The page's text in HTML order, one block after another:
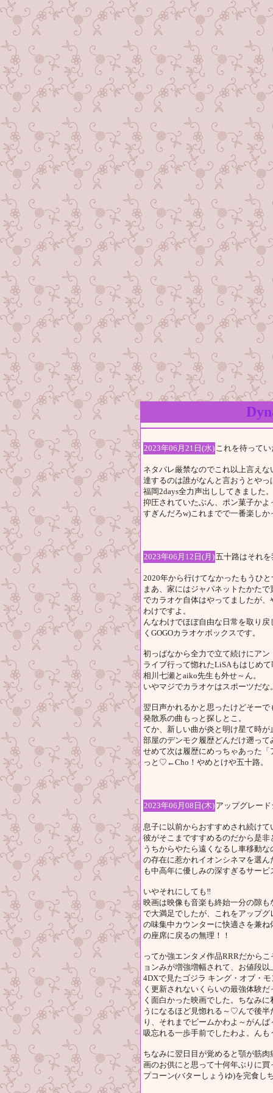
2023年06月21日(水) これを待って
ネタバレ厳禁なのでこれ以上言え
達するのは誰がなんと言おうとや
福岡2days全力声出ししてきました。
抑圧されていたぶん、ポン菓子か
すぎんだろw)これまでで一番楽し
2023年06月12日(月)五十路はそれ
2020年から行けてなかったもうひ
まあ、家にはジャパネットたかた
でカラオケ自体はやってましたが
わけですよ。
んなわけでほぼ自由な日常を取り
くGOGOカラオケボックスです。
初っぱなから全力で立て続けにア
ライブ行って惚れたLiSAもはじめ
相川七瀬とaiko先生も外せ～ん。
いやマジでカラオケはスポーツだ
翌日声かれるかと思ったけどそーで
発散系の曲もっと探しとこ。
てか、新しい曲が炎と明け星て時が
部屋のデンモク履歴どんだけ遡っ
せめて次は履歴にめっちゃあった
っと♡←Cho！やめとけや五十路。
2023年06月08日(木) アップグレー
息子に以前からおすすめされ続け
彼がそこまですすめるのだから是
うちからやたら遠くなるし車移動
の存在に惹かれイオンシネマを選
も中高年に優しみの深すぎるサー
いやそれにしても‼
映画は映像も音楽も終始一分の隙
で大満足でしたが、これをアップ
の味集中カウンターに快適さを兼
の座席に戻るの無理！！
ってか強エンタメ作品RRRだから
ョンみが増強増幅されて、お値段
4DXで見たゴジラ キング・オブ・
く更新されないくらいの最強体験
く面白かった映画でした。ちなみ
うになるほど見惚れる～♡んで後半
り、それまでビームかわよ～がん
吸忘れる一歩手前でしたわよ。ん
ちなみに翌日目が覚めると顎が筋
画のお供にと思って十何年ぶりに
プコーン(バターしょうゆ)を完食し